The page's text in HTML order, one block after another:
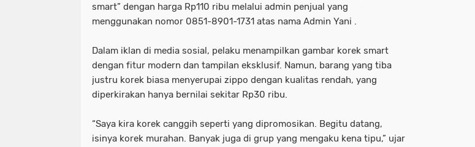
smart” dengan harga Rp110 ribu melalui admin penjual yang
menggunakan nomor 0851-8901-1731 atas nama Admin Yani .
Dalam iklan di media sosial, pelaku menampilkan gambar korek smart
dengan fitur modern dan tampilan eksklusif. Namun, barang yang tiba
justru korek biasa menyerupai zippo dengan kualitas rendah, yang
diperkirakan hanya bernilai sekitar Rp30 ribu.
“Saya kira korek canggih seperti yang dipromosikan. Begitu datang,
isinya korek murahan. Banyak juga di grup yang mengaku kena tipu,” ujar